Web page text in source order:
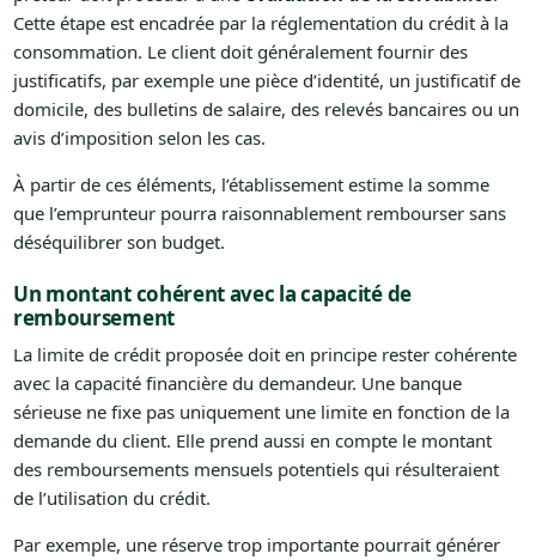
Cette étape est encadrée par la réglementation du crédit à la
consommation. Le client doit généralement fournir des
justificatifs, par exemple une pièce d’identité, un justificatif de
domicile, des bulletins de salaire, des relevés bancaires ou un
avis d’imposition selon les cas.
À partir de ces éléments, l’établissement estime la somme
que l’emprunteur pourra raisonnablement rembourser sans
déséquilibrer son budget.
Un montant cohérent avec la capacité de
remboursement
La limite de crédit proposée doit en principe rester cohérente
avec la capacité financière du demandeur. Une banque
sérieuse ne fixe pas uniquement une limite en fonction de la
demande du client. Elle prend aussi en compte le montant
des remboursements mensuels potentiels qui résulteraient
de l’utilisation du crédit.
Par exemple, une réserve trop importante pourrait générer